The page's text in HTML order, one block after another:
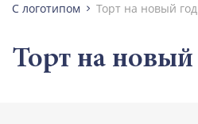
С логотипом
Торт на новый
Торт на